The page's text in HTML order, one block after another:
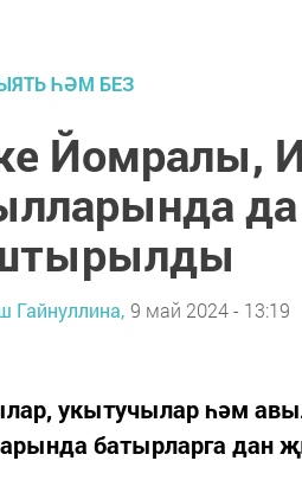
ҺӘМ БЕЗ
Йомралы,
Гайнуллина, 9 май 2024 - 13:19
укытучылар һәм
батырларга дан